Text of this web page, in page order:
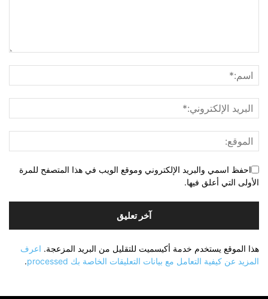
احفظ اسمي والبريد الإلكتروني وموقع الويب في هذا المتصفح للمرة
الأولى التي أعلق فيها.
هذا الموقع يستخدم خدمة أكيسميت للتقليل من البريد المزعجة. اعرف
المزيد عن كيفية التعامل مع بيانات التعليقات الخاصة بك processed
.